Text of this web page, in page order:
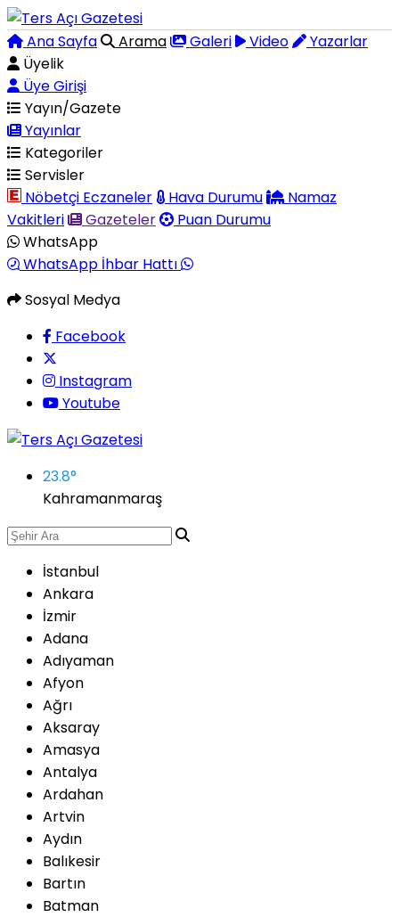
Ana Sayfa Arama Galeri Video
Yazarlar
Üyelik
Üye Girişi
Yayın/Gazete
Yayınlar
Kategoriler
Servisler
Nöbetçi Eczaneler
Hava Durumu
Namaz
Vakitleri
Gazeteler
Puan Durumu
WhatsApp
WhatsApp İhbar Hattı
Sosyal Medya
Facebook
Instagram
Youtube
23.8°
Kahramanmaraş
İstanbul
Ankara
İzmir
Adana
Adıyaman
Afyon
Ağrı
Aksaray
Amasya
Antalya
Ardahan
Artvin
Aydın
Balıkesir
Bartın
Batman